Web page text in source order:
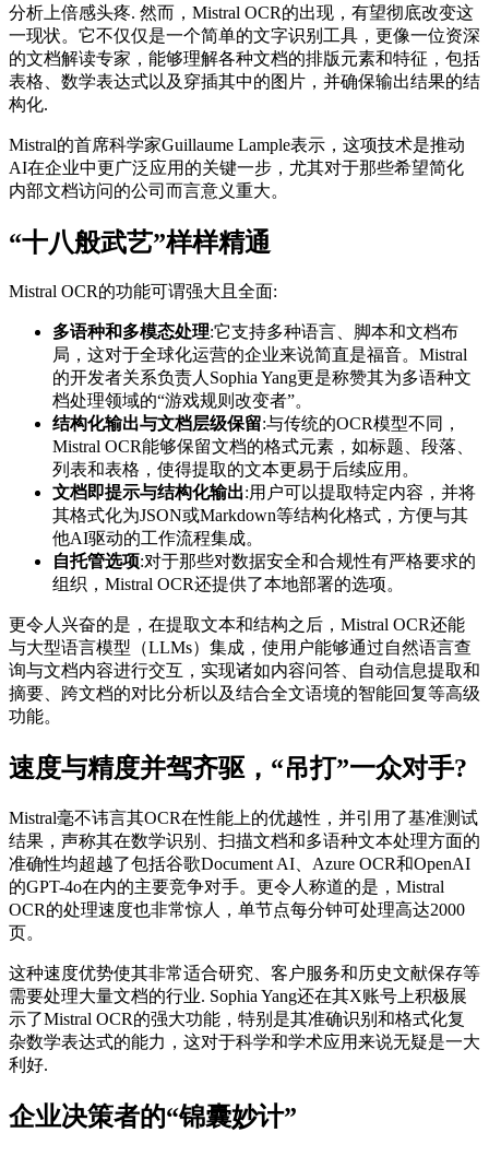
分析上倍感头疼. 然而，Mistral OCR的出现，有望彻底改变这
一现状。它不仅仅是一个简单的文字识别工具，更像一位资深
的文档解读专家，能够理解各种文档的排版元素和特征，包括
表格、数学表达式以及穿插其中的图片，并确保输出结果的结
构化.
Mistral的首席科学家Guillaume Lample表示，这项技术是推动
AI在企业中更广泛应用的关键一步，尤其对于那些希望简化
内部文档访问的公司而言意义重大。
“十八般武艺”样样精通
Mistral OCR的功能可谓强大且全面:
多语种和多模态处理:它支持多种语言、脚本和文档布
局，这对于全球化运营的企业来说简直是福音。Mistral
的开发者关系负责人Sophia Yang更是称赞其为多语种文
档处理领域的“游戏规则改变者”。
结构化输出与文档层级保留:与传统的OCR模型不同，
Mistral OCR能够保留文档的格式元素，如标题、段落、
列表和表格，使得提取的文本更易于后续应用。
文档即提示与结构化输出:用户可以提取特定内容，并将
其格式化为JSON或Markdown等结构化格式，方便与其
他AI驱动的工作流程集成。
自托管选项:对于那些对数据安全和合规性有严格要求的
组织，Mistral OCR还提供了本地部署的选项。
更令人兴奋的是，在提取文本和结构之后，Mistral OCR还能
与大型语言模型（LLMs）集成，使用户能够通过自然语言查
询与文档内容进行交互，实现诸如内容问答、自动信息提取和
摘要、跨文档的对比分析以及结合全文语境的智能回复等高级
功能。
速度与精度并驾齐驱，“吊打”一众对手?
Mistral毫不讳言其OCR在性能上的优越性，并引用了基准测试
结果，声称其在数学识别、扫描文档和多语种文本处理方面的
准确性均超越了包括谷歌Document AI、Azure OCR和OpenAI
的GPT-4o在内的主要竞争对手。更令人称道的是，Mistral
OCR的处理速度也非常惊人，单节点每分钟可处理高达2000
页。
这种速度优势使其非常适合研究、客户服务和历史文献保存等
需要处理大量文档的行业. Sophia Yang还在其X账号上积极展
示了Mistral OCR的强大功能，特别是其准确识别和格式化复
杂数学表达式的能力，这对于科学和学术应用来说无疑是一大
利好.
企业决策者的“锦囊妙计”